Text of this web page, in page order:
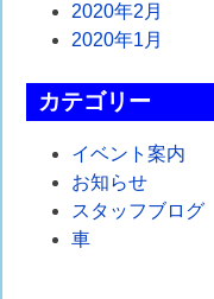
2020年2月
2020年1月
カテゴリー
イベント案内
お知らせ
スタッフブログ
車